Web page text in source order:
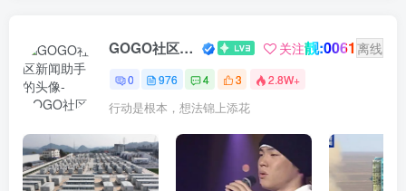
GOGO社区新闻助手 关注靓:0061 离线
0 976 4 3 2.8W+
行动是根本，想法锦上添花